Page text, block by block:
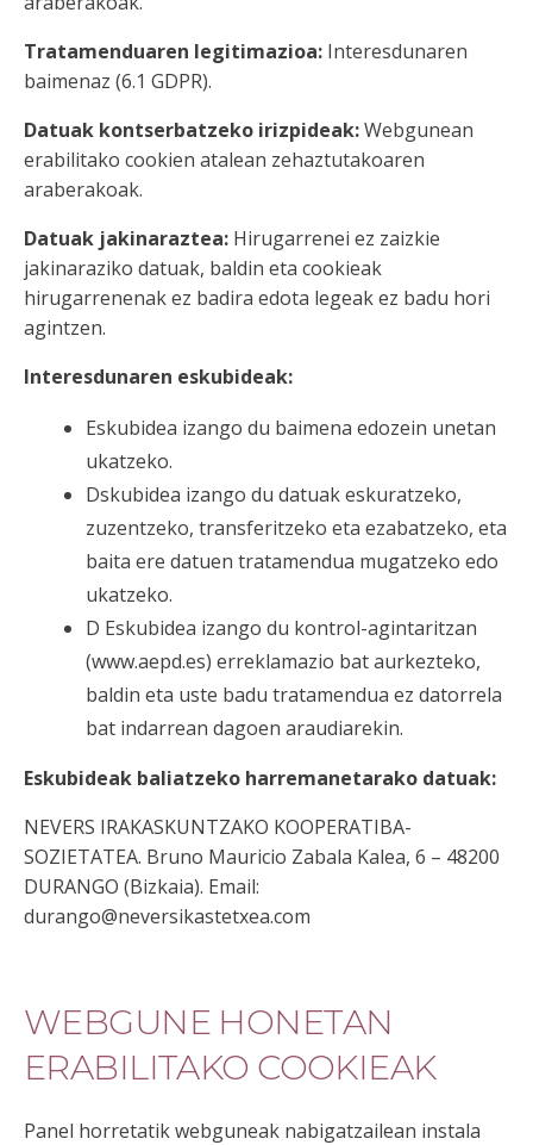
Tratamenduaren legitimazioa: Interesdunaren
baimenaz (6.1 GDPR).
Datuak kontserbatzeko irizpideak:Webgunean
erabilitako cookien atalean zehaztutakoaren
araberakoak.
Datuak jakinaraztea: Hirugarrenei ez zaizkie
jakinaraziko datuak, baldin eta cookieak
hirugarrenenak ez badira edota legeak ez badu hori
agintzen.
Interesdunaren eskubideak:
Eskubidea izango du baimena edozein unetan
ukatzeko.
Dskubidea izango du datuak eskuratzeko,
zuzentzeko, transferitzeko eta ezabatzeko, eta
baita ere datuen tratamendua mugatzeko edo
ukatzeko.
D Eskubidea izango du kontrol-agintaritzan
(www.aepd.es) erreklamazio bat aurkezteko,
baldin eta uste badu tratamendua ez datorrela
bat indarrean dagoen araudiarekin.
Eskubideak baliatzeko harremanetarako datuak:
NEVERS IRAKASKUNTZAKO KOOPERATIBA-
SOZIETATEA. Bruno Mauricio Zabala Kalea, 6 – 48200
DURANGO (Bizkaia). Email:
durango@neversikastetxea.com
WEBGUNE HONETAN
ERABILITAKO COOKIEAK
Panel horretatik webguneak nabigatzailean instala